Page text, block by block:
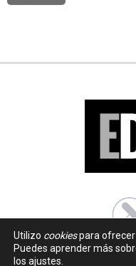
Utilizo cookiespara ofrecer
Puedes aprender más
los ajustes.